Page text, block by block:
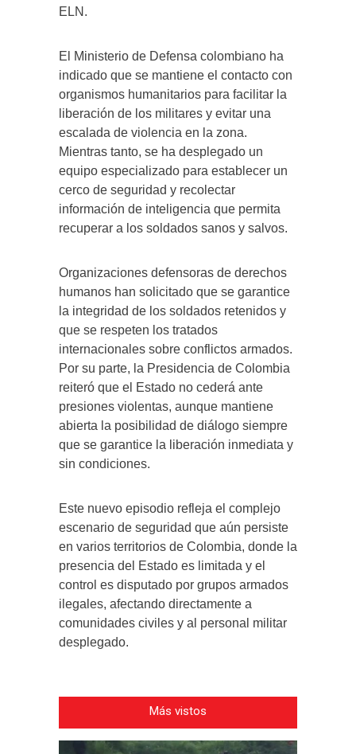
ELN.
El Ministerio de Defensa colombiano ha
indicado que se mantiene el contacto con
organismos humanitarios para facilitar la
liberación de los militares y evitar una
escalada de violencia en la zona.
Mientras tanto, se ha desplegado un
equipo especializado para establecer un
cerco de seguridad y recolectar
información de inteligencia que permita
recuperar a los soldados sanos y salvos.
Organizaciones defensoras de derechos
humanos han solicitado que se garantice
la integridad de los soldados retenidos y
que se respeten los tratados
internacionales sobre conflictos armados.
Por su parte, la Presidencia de Colombia
reiteró que el Estado no cederá ante
presiones violentas, aunque mantiene
abierta la posibilidad de diálogo siempre
que se garantice la liberación inmediata y
sin condiciones.
Este nuevo episodio refleja el complejo
escenario de seguridad que aún persiste
en varios territorios de Colombia, donde la
presencia del Estado es limitada y el
control es disputado por grupos armados
ilegales, afectando directamente a
comunidades civiles y al personal militar
desplegado.
Más vistos